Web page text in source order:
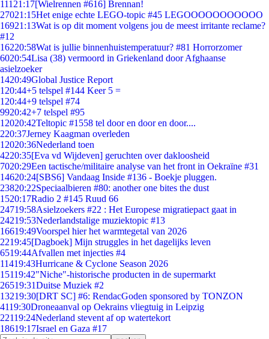
111 21:17[Wielrennen #616] Brennan!
27021:15Het enige echte LEGO-topic #45 LEGOOOOOOOOOOO
16921:13Wat is op dit moment volgens jou de meest irritante reclame?
#12
16220:58Wat is jullie binnenhuistemperatuur? #81 Horrorzomer
6020:54Lisa (38) vermoord in Griekenland door Afghaanse
asielzoeker
1420:49Global Justice Report
1 20:44+5 telspel #144 Keer 5 =
1 20:44+9 telspel #74
9920:42+7 telspel #95
12020:42Teltopic #1558 tel door en door en door....
220:37Jerney Kaagman overleden
12020:36Nederland toen
4220:35[Eva vd Wijdeven] geruchten over dakloosheid
7020:29Een tactische/militaire analyse van het front in Oekraïne #31
14620:24[SBS6] Vandaag Inside #136 - Boekje pluggen.
23820:22Speciaalbieren #80: another one bites the dust
1520:17Radio 2 #145 Ruud 66
24719:58Asielzoekers #22 : Het Europese migratiepact gaat in
24219:53Nederlandstalige muziektopic #13
16619:49Voorspel hier het warmtegetal van 2026
2219:45[Dagboek] Mijn struggles in het dagelijks leven
6519:44Afvallen met injecties #4
11419:43Hurricane & Cyclone Season 2026
15119:42"Niche"-historische producten in de supermarkt
26519:31Duitse Muziek #2
13219:30[DRT SC] #6: RendacGoden sponsored by TONZON
4119:30Droneaanval op Oekrains vliegtuig in Leipzig
22119:24Nederland stevent af op watertekort
18619:17Israel en Gaza #17